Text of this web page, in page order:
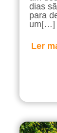
dias
para
um[…]
Ler